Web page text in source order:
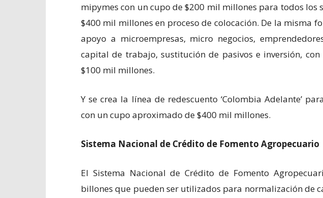
mipymes con un cupo de $200 mil millones para todos los
$400 mil millones en proceso de colocación. De la misma
apoyo a microempresas, micro negocios,
capital de trabajo, sustitución de pasivos e inversión,
$100 mil millones.
Y se crea la línea de redescuento ‘Colombia Adelante’
con un cupo aproximado de $400 mil millones.
Sistema Nacional de Crédito de Fomento Agropecuario
El Sistema Nacional de Crédito de Fomento
billones que pueden ser utilizados para normalización de